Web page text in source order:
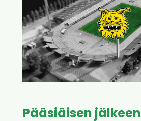
Pääsiäisen jälkeen